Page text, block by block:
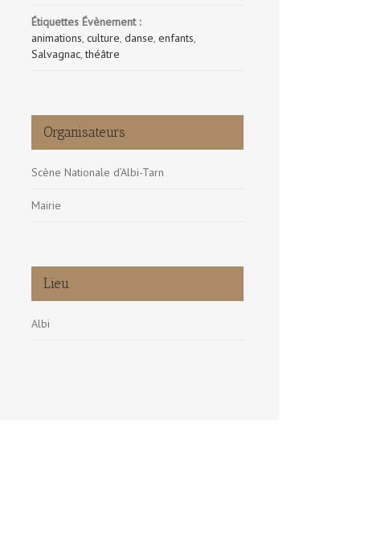
Étiquettes Évènement :
animations, culture, danse, enfants,
Salvagnac,théâtre
Organisateurs
Scène Nationale d’Albi-Tarn
Mairie
Lieu
Albi